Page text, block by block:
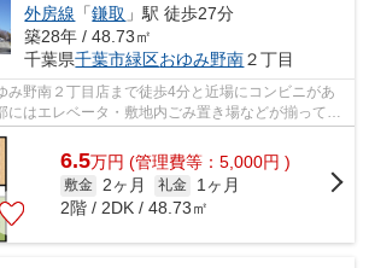
外房線 「鎌取 」駅 徒歩27分
築28年 / 48.73㎡
千葉県千葉市緑区おゆみ野南２丁目
み野南２丁目店まで徒歩4分と近場にコンビニがあ
にはエレベータ・敷地内ごみ置き場などが揃ってお
マンションです...
6.5万円 (管理費等：5,000円 )
敷金 2ヶ月 礼金
1ヶ月
2階 / 2DK / 48.73㎡